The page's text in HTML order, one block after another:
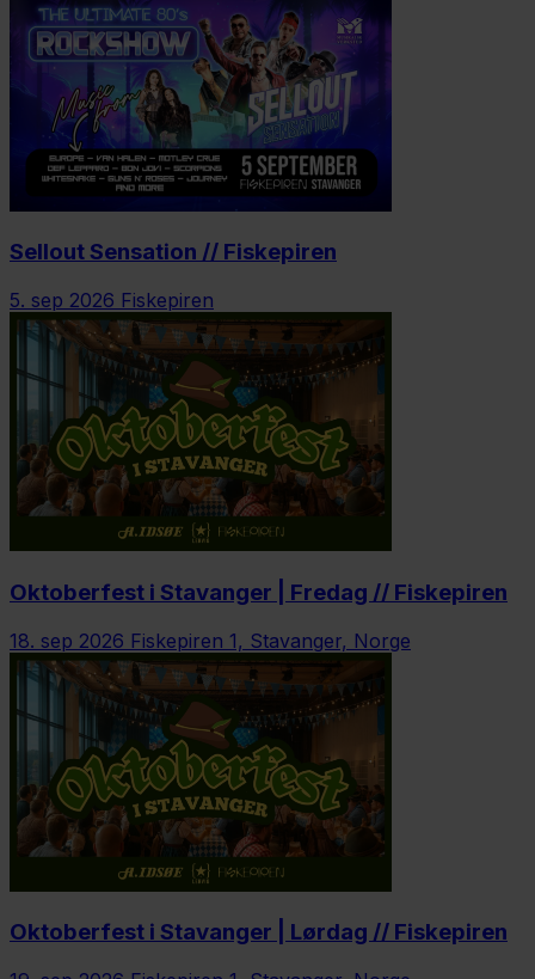
Sellout Sensation // Fiskepiren
5. sep 2026 Fiskepiren
Oktoberfest i Stavanger | Fredag // Fiskepiren
18. sep 2026 Fiskepiren 1, Stavanger, Norge
Oktoberfest i Stavanger | Lørdag // Fiskepiren